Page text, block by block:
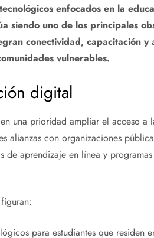
enfocados en la
siendo uno de los principales
conectividad, capacitación
vulnerables.
digital
una prioridad ampliar el acceso
alianzas con organizaciones
de aprendizaje en línea y
para estudiantes que residen